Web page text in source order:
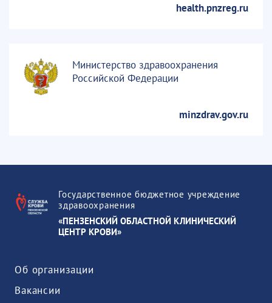
health.pnzreg.ru
Министерство здравоохранения
Российской Федерации
minzdrav.gov.ru
Государственное бюджетное учреждение
здравоохранения
«ПЕНЗЕНСКИЙ ОБЛАСТНОЙ КЛИНИЧЕСКИЙ
ЦЕНТР КРОВИ»
Об организации
Вакансии